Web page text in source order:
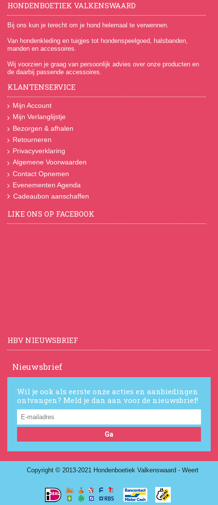
HONDENBOETIEK VALKENSWAARD
Bij ons kun je terecht om je hond helemaal te verwennen.
Van hondenkleding en tuigjes tot hondenspeelgoed, halsbanden,
manden en accessoires.
Wij voorzien je graag van persoonlijk advies over onze producten en
de daarbij passende accessoires.
KLANTENSERVICE
Mijn Account
Mijn Verlanglijstje
Bezorgen & afhalen
Retourneren
Privacyverklaring
Algemene Voorwaarden
Contact Opnemen
Evenementen Agenda
Cadeaubon aanschaffen
LIKE ONS OP FACEBOOK
HBV NIEUWSBRIEF
Nieuwsbrief
Wil je ook als eerste onze acties en aanbiedingen
ontvangen? Meld je dan aan voor de nieuwsbrief!
Ga
Copyright © 2013-2021 Hondenboetiek Valkenswaard - Weert